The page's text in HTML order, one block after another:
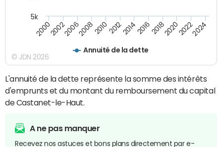
Annuité de la dette
200020022006200820102012201420162018202020222024
5k
© JDN 2026
L'annuité de la dette représente la somme des intérêts
d'emprunts et du montant du remboursement du capital
de Castanet-le-Haut.
A ne pas manquer
Recevez nos astuces et bons plans directement par e-